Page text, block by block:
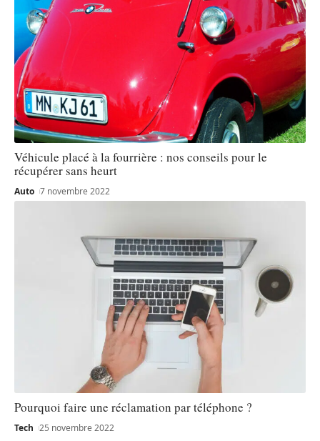
Véhicule placé à la fourrière : nos conseils pour le
récupérer sans heurt
Auto 7 novembre 2022
Pourquoi faire une réclamation par téléphone ?
Tech 25 novembre 2022